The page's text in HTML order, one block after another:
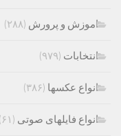
اموزش و پرورش (۲۸۸)
انتخابات (۹۷۹)
انواع عکسها (۳۸۶)
انواع فایلهای صوتی (۶۱)